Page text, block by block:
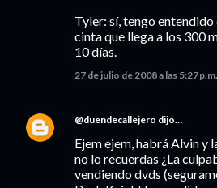
Tyler: sí, tengo entendido
cinta que llega a los 300
10 días.
27 de julio de 2008 a las 5:27 p.m.
@duendecallejero dijo…
Ejem ejem, habrá Alvin y
no lo recuerdas ¿La
vendiendo dvds